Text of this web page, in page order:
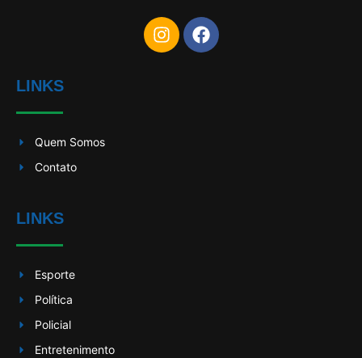
LINKS
Quem Somos
Contato
LINKS
Esporte
Política
Policial
Entretenimento